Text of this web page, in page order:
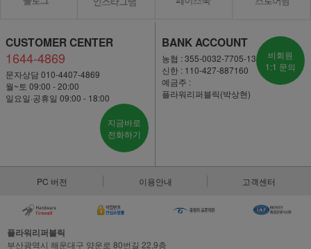
CUSTOMER CENTER
1644-4869
문자상담 010-4407-4869
월~토 09:00 - 20:00
일요일·공휴일 09:00 - 18:00
지금바로
전화하기
BANK ACCOUNT
농협 : 355-0032-7705-13
신한 : 110-427-887160
예금주 :
플라워리퍼블릭(박상현)
비회원
1:1 문의
PC 버전 이용안내 고객센터
플라워리퍼블릭
부산광역시 해운대구 양운로 80번길 22,9층